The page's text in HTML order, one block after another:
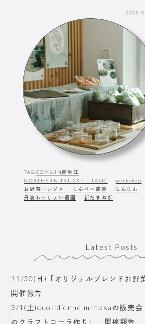
2025
TAG:COMSUN南堀江
NORTHERN TRUCK / LILASIC
workshop
お野菜コンソメ
しんぺ〜農園
にんじん
丹波わっしょい農園
新たまねぎ
Latest Posts
11/30(日)「オリジナルブレンドお野
開催報告
3/1(土)quotidienne mimosaの販売会
のクラフトコーラ作り」 開催報告